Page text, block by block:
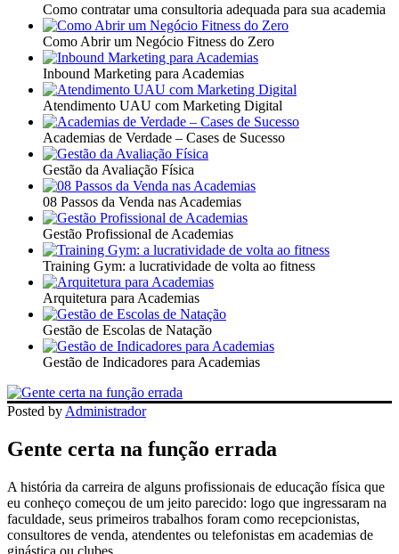
Como contratar uma consultoria adequada para sua academia
Como Abrir um Negócio Fitness do Zero
Inbound Marketing para Academias
Atendimento UAU com Marketing Digital
Academias de Verdade – Cases de Sucesso
Gestão da Avaliação Física
08 Passos da Venda nas Academias
Gestão Profissional de Academias
Training Gym: a lucratividade de volta ao fitness
Arquitetura para Academias
Gestão de Escolas de Natação
Gestão de Indicadores para Academias
Posted by Administrador
Gente certa na função errada
A história da carreira de alguns profissionais de educação física que
eu conheço começou de um jeito parecido: logo que ingressaram na
faculdade, seus primeiros trabalhos foram como recepcionistas,
consultores de venda, atendentes ou telefonistas em academias de
ginástica ou clubes.